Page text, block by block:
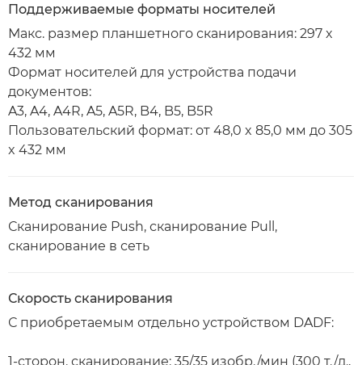
Поддерживаемые форматы носителей
Макс. размер планшетного сканирования: 297 x
432 мм
Формат носителей для устройства подачи
документов:
A3, A4, A4R, A5, A5R, B4, B5, B5R
Пользовательский формат: от 48,0 x 85,0 мм до 305
x 432 мм
Метод сканирования
Сканирование Push, сканирование Pull,
сканирование в сеть
Скорость сканирования
С приобретаемым отдельно устройством DADF:
1-сторон. сканирование: 35/35 изобр./мин (300 т./д.,